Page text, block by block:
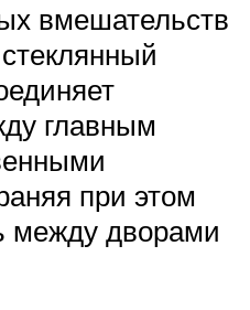
вмешательств
главным
при этом
между дворами